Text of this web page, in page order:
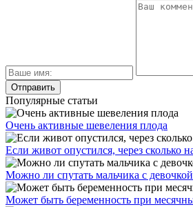
Популярные статьи
Очень активные шевеления плода
Если живот опустился, через сколько
Можно ли спутать мальчика с
Может быть беременность при